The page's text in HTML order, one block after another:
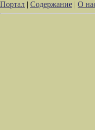
Портал | Содержание | О